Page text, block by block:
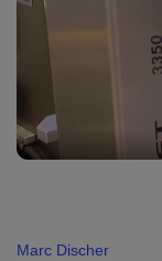
Marc Discher